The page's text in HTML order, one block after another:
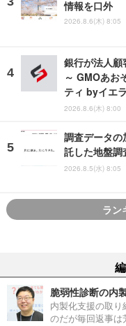
情報を口外
2026.8.6(木) 8:05
銀行が法人顧
～ GMOあお
ティ byイエ
2026.8.6(木) 8:00
調査データ
託した地盤
2026.8.5(水) 8:05
ラン
脆弱性診断の内
内製化支援の取
のだが毎回返事は